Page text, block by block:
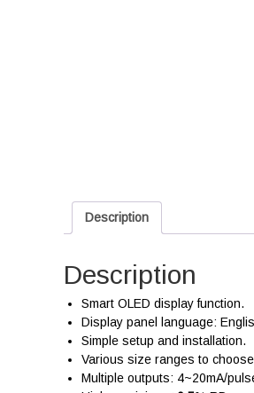
Description
Description
Smart OLED display function.
Display panel language:
Simple setup and installation.
Various size ranges to
Multiple outputs: 4~20mA/